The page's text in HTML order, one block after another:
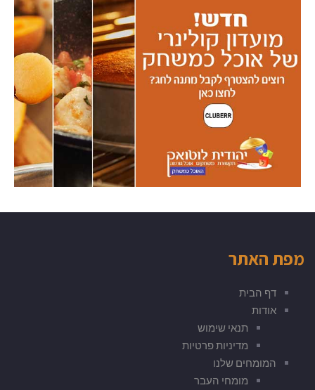
מפת האתר
דף הבית
אודות
תנאי שימוש
מדיניות פרטיות
המומחים שלנו
מומחי העבר